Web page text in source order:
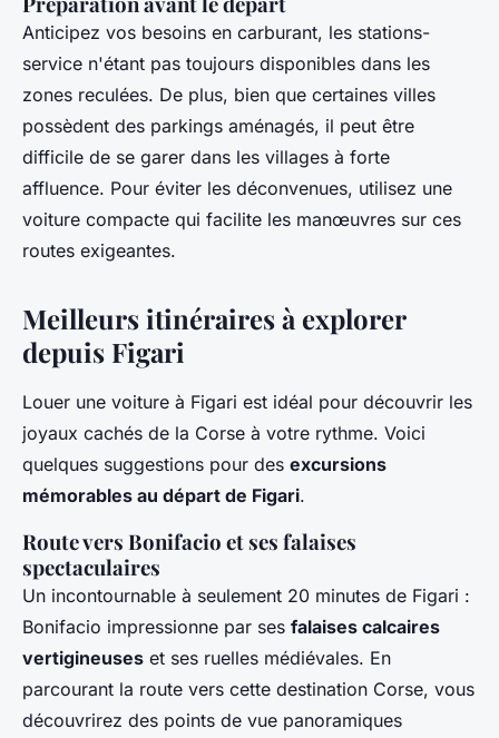
Anticipez vos besoins en carburant, les stations-
service n'étant pas toujours disponibles dans les
zones reculées. De plus, bien que certaines villes
possèdent des parkings aménagés, il peut être
difficile de se garer dans les villages à forte
affluence. Pour éviter les déconvenues, utilisez une
voiture compacte qui facilite les manœuvres sur ces
routes exigeantes.
Meilleurs itinéraires à explorer
depuis Figari
Louer une voiture à Figari est idéal pour découvrir les
joyaux cachés de la Corse à votre rythme. Voici
quelques suggestions pour des excursions
mémorables au départ de Figari.
Route vers Bonifacio et ses falaises
spectaculaires
Un incontournable à seulement 20 minutes de Figari :
Bonifacio impressionne par ses falaises calcaires
vertigineuses et ses ruelles médiévales. En
parcourant la route vers cette destination Corse, vous
découvrirez des points de vue panoramiques